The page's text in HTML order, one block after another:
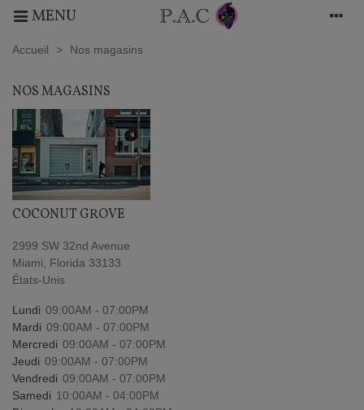
MENU
Accueil > Nos magasins
NOS MAGASINS
COCONUT GROVE
2999 SW 32nd Avenue
Miami, Florida 33133
États-Unis
Lundi 09:00AM - 07:00PM
Mardi 09:00AM - 07:00PM
Mercredi 09:00AM - 07:00PM
Jeudi 09:00AM - 07:00PM
Vendredi 09:00AM - 07:00PM
Samedi 10:00AM - 04:00PM